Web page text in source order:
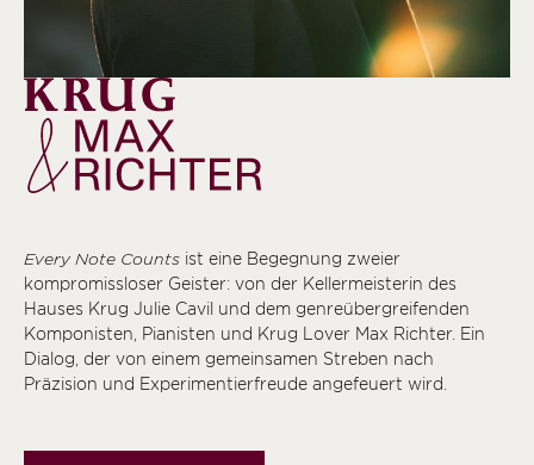
Every Note Counts ist eine Begegnung zweier
kompromissloser Geister: von der Kellermeisterin des
Hauses Krug Julie Cavil und dem genreübergreifenden
Komponisten, Pianisten und Krug Lover Max Richter. Ein
Dialog, der von einem gemeinsamen Streben nach
Präzision und Experimentierfreude angefeuert wird.